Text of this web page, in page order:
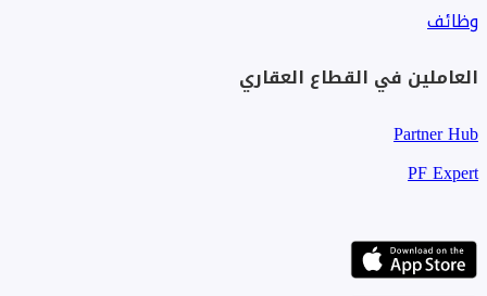
وظائف
العاملين في القطاع العقاري
Partner Hub
PF Expert